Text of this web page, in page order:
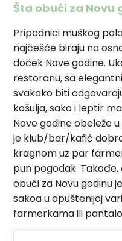
Šta obući za Novu
Pripadnici muškog
najčešće biraju na
doček Nove godine.
restoranu, sa
svakako biti
košulja, sako i leptir
Nove godine obeleže
je klub/bar/kafić
kragnom uz par
pun pogodak.
obući za Novu godinu
sakoa u opuštenijoj
farmerkama ili